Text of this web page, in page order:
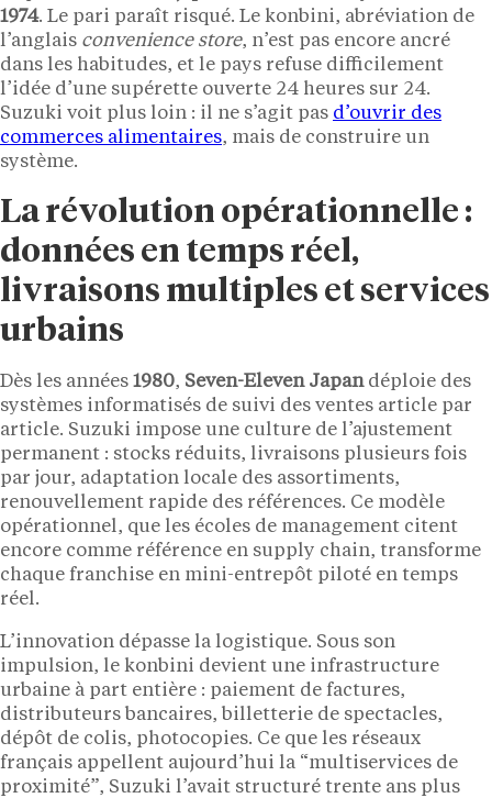
1974. Le pari paraît risqué. Le konbini, abréviation de
l’anglais convenience store, n’est pas encore ancré
dans les habitudes, et le pays refuse difficilement
l’idée d’une supérette ouverte 24 heures sur 24.
Suzuki voit plus loin : il ne s’agit pas d’ouvrir des
commerces alimentaires, mais de construire un
système.
La révolution opérationnelle :
données en temps réel,
livraisons multiples et services
urbains
Dès les années 1980, Seven-Eleven Japandéploie des
systèmes informatisés de suivi des ventes article par
article. Suzuki impose une culture de l’ajustement
permanent : stocks réduits, livraisons plusieurs fois
par jour, adaptation locale des assortiments,
renouvellement rapide des références. Ce modèle
opérationnel, que les écoles de management citent
encore comme référence en supply chain, transforme
chaque franchise en mini-entrepôt piloté en temps
réel.
L’innovation dépasse la logistique. Sous son
impulsion, le konbini devient une infrastructure
urbaine à part entière : paiement de factures,
distributeurs bancaires, billetterie de spectacles,
dépôt de colis, photocopies. Ce que les réseaux
français appellent aujourd’hui la “multiservices de
proximité”, Suzuki l’avait structuré trente ans plus